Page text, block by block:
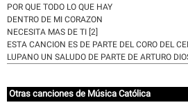
POR QUE TODO LO QUE HAY
DENTRO DE MI CORAZON
NECESITA MAS DE TI [2]
ESTA CANCION ES DE PARTE DEL CORO DEL
LUPANO UN SALUDO DE PARTE DE ARTURO
Otras canciones de Música Católica